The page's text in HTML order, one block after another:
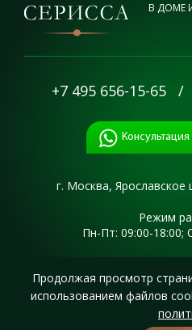
В ДОМЕ
+7 495 656-15-65 /
г. Москва, Ярославское
Режим
Пн-Пт: 09:00-18:00;
Разработка и поисковое
Карта
Продолжая просмотр
использованием файлов